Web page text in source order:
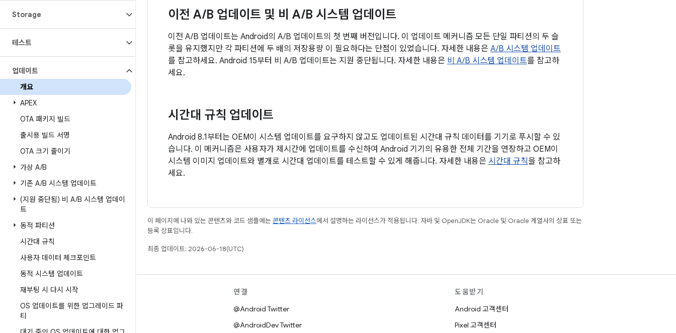
Storage
테스트
업데이트
개요
APEX
OTA 패키지 빌드
출시용 빌드 서명
OTA 크기 줄이기
가상 A/B
기존 A/B 시스템 업데이트
(지원 중단됨) 비 A/B 시스템 업데이
트
동적 파티션
시간대 규칙
사용자 데이터 체크포인트
동적 시스템 업데이트
재부팅 시 다시 시작
OS 업데이트를 위한 업그레이드 파
티
이전 A/B 업데이트 및 비 A/B 시스템 업데이트
이전 A/B 업데이트는 Android의 A/B 업데이트의 첫 번째 버전입니다. 이 업데이트 메커니즘 모든 단일 파티션의 두 슬
롯을 유지했지만 각 파티션에 두 배의 저장용량 이 필요하다는 단점이 있었습니다. 자세한 내용은 A/B 시스템 업데이트
를 참고하세요. Android 15부터 비 A/B 업데이트는 지원 중단됩니다. 자세한 내용은 비 A/B 시스템 업데이트를 참고하
세요.
시간대 규칙 업데이트
Android 8.1부터는 OEM이 시스템 업데이트를 요구하지 않고도 업데이트된 시간대 규칙 데이터를 기기로 푸시할 수 있
습니다. 이 메커니즘은 사용자가 제시간에 업데이트를 수신하여 Android 기기의 유용한 전체 기간을 연장하고 OEM이
시스템 이미지 업데이트와 별개로 시간대 업데이트를 테스트할 수 있게 해줍니다. 자세한 내용은 시간대 규칙을 참고하
세요.
이 페이지에 나와 있는 콘텐츠와 코드 샘플에는 콘텐츠 라이선스에서 설명하는 라이선스가 적용됩니다. 자바 및 OpenJDK는 Oracle 및 Oracle 계열사의 상표 또는
등록 상표입니다.
최종 업데이트: 2026-06-18(UTC)
빌드
Android 저장소
연결
@Android Twitter
@AndroidDev Twitter
도움받기
Android 고객센터
Pixel 고객센터